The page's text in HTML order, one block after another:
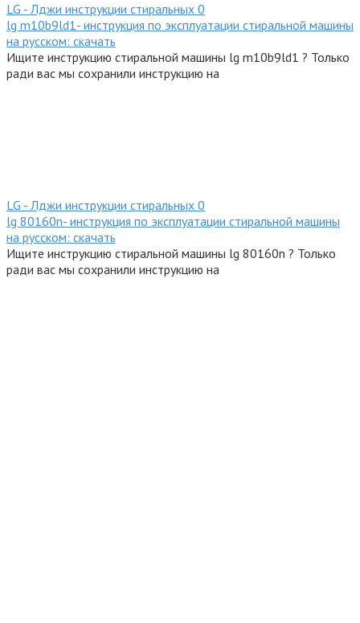
LG - Лджи инструкции стиральных 0
lg m10b9ld1- инструкция по эксплуатации стиральной машины
на русском: скачать
Ищите инструкцию стиральной машины lg m10b9ld1 ? Только
ради вас мы сохранили инструкцию на
LG - Лджи инструкции стиральных 0
lg 80160n- инструкция по эксплуатации стиральной машины
на русском: скачать
Ищите инструкцию стиральной машины lg 80160n ? Только
ради вас мы сохранили инструкцию на